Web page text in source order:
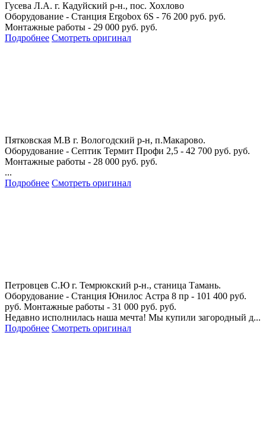
Гусева Л.А. г. Кадуйский р-н., пос. Хохлово
Оборудование - Станция Ergobox 6S - 76 200 руб. руб.
Монтажные работы - 29 000 руб. руб.
Подробнее Смотреть оригинал
Пятковская М.В г. Вологодский р-н, п.Макарово.
Оборудование - Септик Термит Профи 2,5 - 42 700 руб. руб.
Монтажные работы - 28 000 руб. руб.
...
Подробнее Смотреть оригинал
Петровцев С.Ю г. Темрюкский р-н., станица Тамань.
Оборудование - Станция Юнилос Астра 8 пр - 101 400 руб.
руб. Монтажные работы - 31 000 руб. руб.
Недавно исполнилась наша мечта! Мы купили загородный д...
Подробнее Смотреть оригинал